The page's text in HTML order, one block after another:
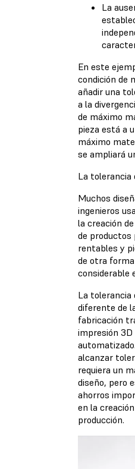
La
En este
condición de
añadir una
a la
de máximo
pieza está a
máximo
se ampliará
La tolerancia
Muchos
ingenieros
la creación
de
rentables y
de otra
considerable
La tolerancia
diferente de
fabricación
impresión 3D
alcanzar
requiera un
diseño, pero
ahorros
en la
producción.